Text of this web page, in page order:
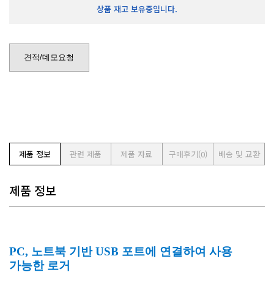
상품 재고 보유중입니다.
견적/데모요청
제품 정보 관련 제품 제품 자료 구매후기(0) 배송 및 교환
제품 정보
PC, 노트북 기반 USB 포트에 연결하여 사용
가능한 로거